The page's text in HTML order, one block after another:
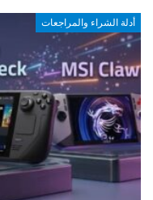
أدلة الشراء والمراجعات